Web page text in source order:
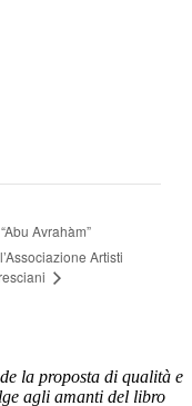
“Abu Avrahàm”
Artisti
la proposta di qualità e
agli amanti del libro